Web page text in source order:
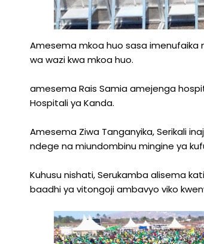
Amesema mkoa huo sasa imenufaika
wa wazi kwa mkoa huo.
amesema Rais Samia amejenga
Hospitali ya Kanda.
Amesema Ziwa Tanganyika, Serikali
ndege na miundombinu mingine ya
Kuhusu nishati, Serukamba alisema
baadhi ya vitongoji ambavyo viko